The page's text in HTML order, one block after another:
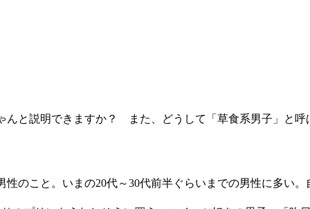
と説明できますか？ また、どうして「草食系男子」と呼
のこと。いまの20代～30代前半ぐらいまでの男性に多い。